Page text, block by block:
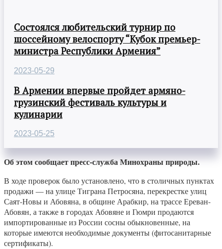
Состоялся любительский турнир по
шоссейному велоспорту “Кубок премьер-
министра Республики Армения”
2023-05-29
В Армении впервые пройдет армяно-
грузинский фестиваль культуры и
кулинарии
2023-05-25
Об этом сообщает пресс-служба Минохраны природы.
В ходе проверок было установлено, что в столичных пунктах
продажи — на улице Тиграна Петросяна, перекрестке улиц
Саят-Новы и Абовяна, в общине Арабкир, на трассе Ереван-
Абовян, а также в городах Абовяне и Гюмри продаются
импортированные из России сосны обыкновенные, на
которые имеются необходимые документы (фитосанитарные
сертификаты).